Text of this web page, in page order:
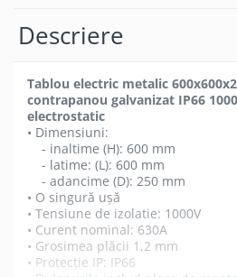
pentru montaj
contrapanou placa
Descriere
Tablou electric metalic
contrapanou galvanizat IP66
electrostatic
• Dimensiuni:
- inaltime (H): 600 mm
- latime: (L): 600 mm
- adancime (D): 250 mm
• O singură uşă
• Tensiune de izolatie: 1000V
• Curent nominal: 630A
• Grosimea plăcii 1,2 mm
• Protecție IP: IP66